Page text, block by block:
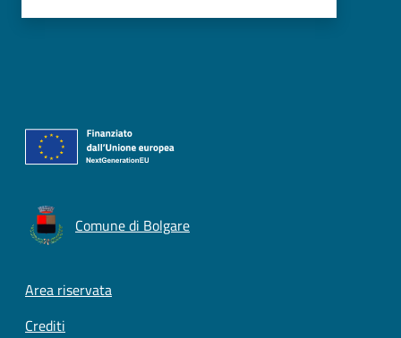
Comune di Bolgare
Footer menu
Area riservata
Crediti